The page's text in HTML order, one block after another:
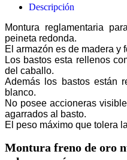
Descripción
Montura reglamentaria
peineta redonda.
El armazón es de madera y
Los bastos esta rellenos
del caballo.
Además los bastos están
blanco.
No posee accioneras
agarrados al basto.
El peso máximo que tolera
Montura freno de oro